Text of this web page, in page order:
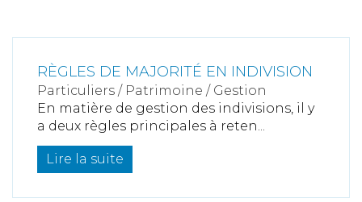
RÈGLES DE MAJORITÉ EN INDIVISION
Particuliers / Patrimoine / Gestion
En matière de gestion des indivisions, il y
a deux règles principales à reten...
Lire la suite